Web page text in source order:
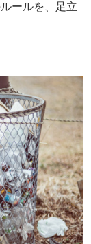
ールを、足立